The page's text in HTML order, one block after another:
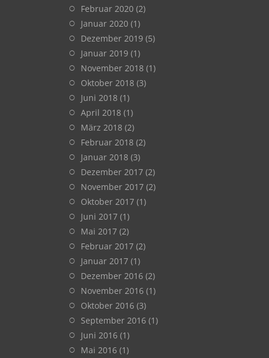
Februar 2020 (2)
Januar 2020 (1)
Dezember 2019 (5)
Januar 2019 (1)
November 2018 (1)
Oktober 2018 (3)
Juni 2018 (1)
April 2018 (1)
März 2018 (2)
Februar 2018 (2)
Januar 2018 (3)
Dezember 2017 (2)
November 2017 (2)
Oktober 2017 (1)
Juni 2017 (1)
Mai 2017 (2)
Februar 2017 (2)
Januar 2017 (1)
Dezember 2016 (2)
November 2016 (1)
Oktober 2016 (3)
September 2016 (1)
Juni 2016 (1)
Mai 2016 (1)